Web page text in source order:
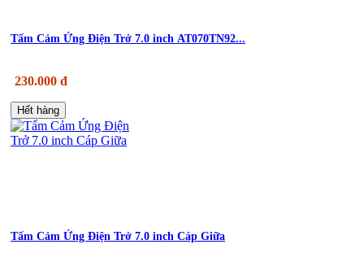
Tấm Cảm Ứng Điện Trở 7.0 inch AT070TN92...
230.000 đ
Hết hàng
Tấm Cảm Ứng Điện Trở 7.0 inch Cáp Giữa